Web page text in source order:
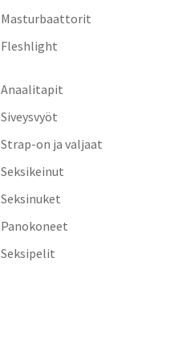
Masturbaattorit
Fleshlight
Anaalitapit
Siveysvyöt
Strap-on ja valjaat
Seksikeinut
Seksinuket
Panokoneet
Seksipelit